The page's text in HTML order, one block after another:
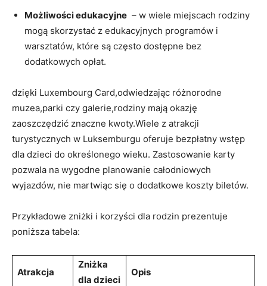
Możliwości edukacyjne ‍ – w wiele miejscach rodziny
mogą skorzystać ‍z⁣ edukacyjnych programów i
warsztatów,​ które są często dostępne⁣ bez
dodatkowych‌ opłat.
dzięki Luxembourg Card,odwiedzając ⁣różnorodne
muzea,parki ‍czy galerie,rodziny mają okazję
zaoszczędzić znaczne kwoty.Wiele z atrakcji
turystycznych w Luksemburgu ‌oferuje bezpłatny wstęp
dla⁤ dzieci do określonego wieku. Zastosowanie karty
pozwala na wygodne planowanie całodniowych
wyjazdów, nie martwiąc się ‌o dodatkowe‍ koszty biletów.
Przykładowe zniżki⁣ i korzyści dla rodzin prezentuje
poniższa tabela:
Atrakcja
Zniżka
dla dzieci
Opis